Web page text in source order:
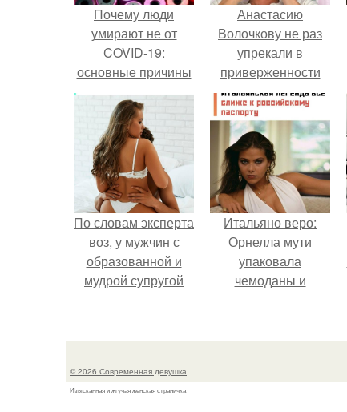
Почему люди
умирают не от
COVID-19:
основные причины
Анастасию
Волочкову не раз
упрекали в
приверженности
устаревшим бьюти -
процедурам.
По словам эксперта
воз, у мужчин с
образованной и
мудрой супругой
смерти якобы на
Итальяно веро:
Орнелла мути
упаковала
чемоданы и
красным
© 2026 Современная девушка
Изысканная и жгучая женская страничка